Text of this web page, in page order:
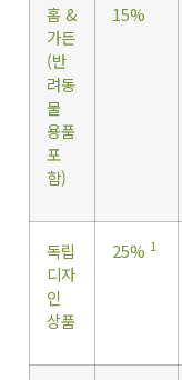
홈 &
가든
(반
려동
물
용품
포
함)
15%
독립
디자
인
상품
25% 1